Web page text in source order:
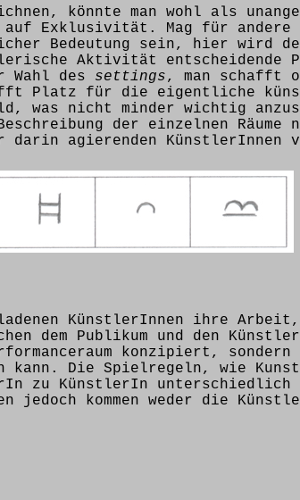
könnte man wohl als
auf Exklusivität. Mag für andere
Bedeutung sein, hier wird
Aktivität entscheidende
Wahl des settings, man schafft
Platz für die eigentliche
was nicht minder wichtig
der einzelnen
agierenden KünstlerInnen
KünstlerInnen ihre
dem Publikum und den
konzipiert, sondern
kann. Die Spielregeln, wie
zu KünstlerIn
kommen weder die